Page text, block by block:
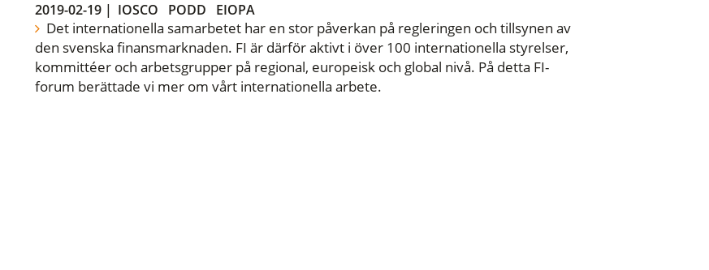
2019-02-19| IOSCO PODD EIOPA
Det internationella samarbetet har en stor påverkan på regleringen och tillsynen av
den svenska finansmarknaden. FI är därför aktivt i över 100 internationella styrelser,
kommittéer och arbetsgrupper på regional, europeisk och global nivå. På detta FI-
forum berättade vi mer om vårt internationella arbete.